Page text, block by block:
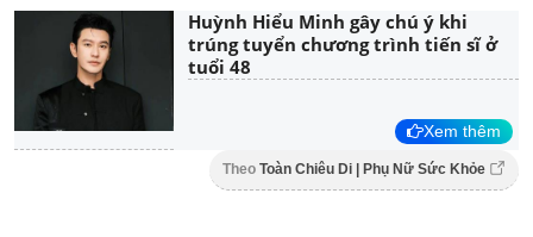
Huỳnh Hiểu Minh gây chú ý khi
trúng tuyển chương trình tiến sĩ ở
tuổi 48
Xem thêm
Theo Toàn Chiêu Di | Phụ Nữ Sức Khỏe